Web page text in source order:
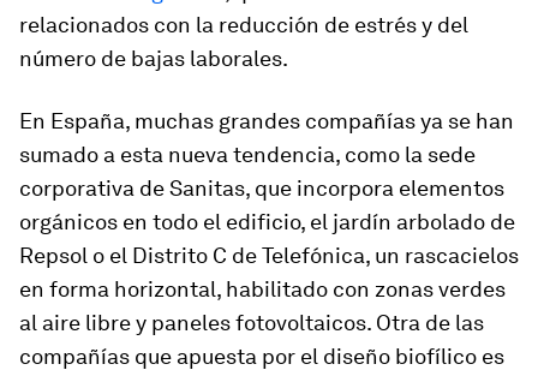
relacionados con la reducción de estrés y del
número de bajas laborales.
En España, muchas grandes compañías ya se han
sumado a esta nueva tendencia, como la sede
corporativa de Sanitas, que incorpora elementos
orgánicos en todo el edificio, el jardín arbolado de
Repsol o el Distrito C de Telefónica, un rascacielos
en forma horizontal, habilitado con zonas verdes
al aire libre y paneles fotovoltaicos. Otra de las
compañías que apuesta por el diseño biofílico es